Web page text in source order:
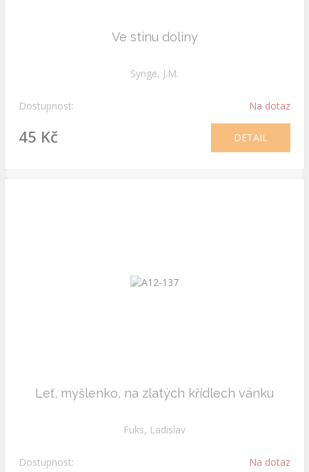
Ve stínu doliny
Synge, J.M.
Dostupnost: Na dotaz
45 Kč DETAIL
Leť, myšlenko, na zlatých křídlech vánku
Fuks, Ladislav
Dostupnost: Na dotaz